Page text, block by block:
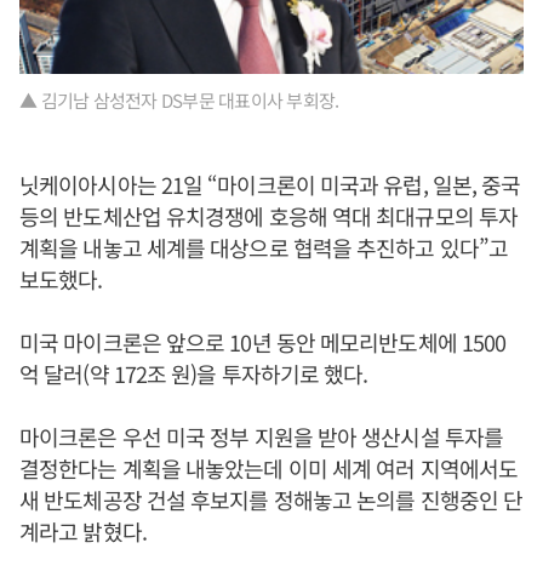
▲ 김기남 삼성전자 DS부문 대표이사 부회장.
닛케이아시아는 21일 “마이크론이 미국과 유럽, 일본, 중국
등의 반도체산업 유치경쟁에 호응해 역대 최대규모의 투자
계획을 내놓고 세계를 대상으로 협력을 추진하고 있다”고
보도했다.
미국 마이크론은 앞으로 10년 동안 메모리반도체에 1500
억 달러(약 172조 원)을 투자하기로 했다.
마이크론은 우선 미국 정부 지원을 받아 생산시설 투자를
결정한다는 계획을 내놓았는데 이미 세계 여러 지역에서도
새 반도체공장 건설 후보지를 정해놓고 논의를 진행중인 단
계라고 밝혔다.